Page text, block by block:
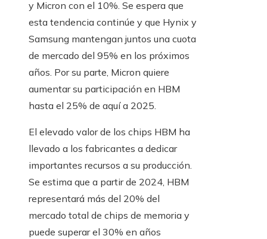
y Micron con el 10%. Se espera que
esta tendencia continúe y que Hynix y
Samsung mantengan juntos una cuota
de mercado del 95% en los próximos
años. Por su parte, Micron quiere
aumentar su participación en HBM
hasta el 25% de aquí a 2025.
El elevado valor de los chips HBM ha
llevado a los fabricantes a dedicar
importantes recursos a su producción.
Se estima que a partir de 2024, HBM
representará más del 20% del
mercado total de chips de memoria y
puede superar el 30% en años